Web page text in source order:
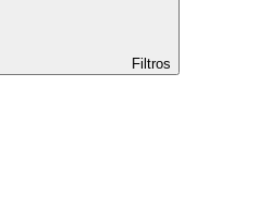
Filtros